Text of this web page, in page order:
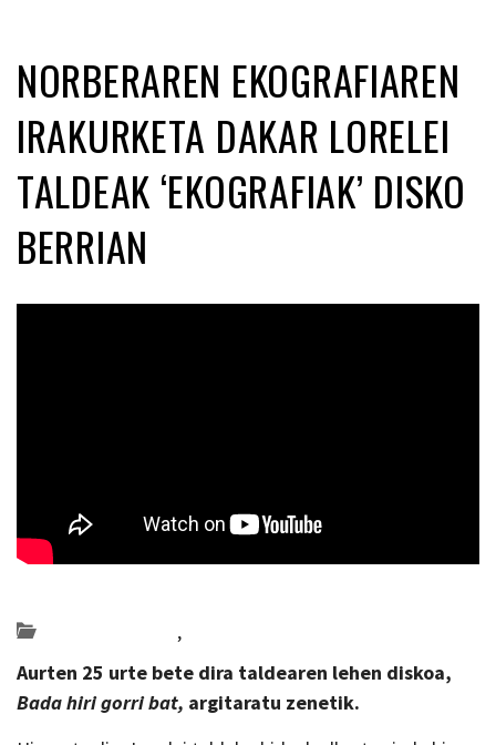
NORBERAREN EKOGRAFIAREN
IRAKURKETA DAKAR LORELEI
TALDEAK ‘EKOGRAFIAK’ DISKO
BERRIAN
,
Aurten 25 urte bete dira taldearen lehen diskoa,
Bada hiri gorri bat, argitaratu zenetik.